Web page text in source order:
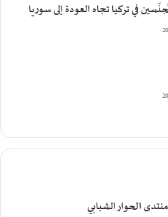
في تركيا تجاه العودة إلى سوريا
الحوار الشبابي